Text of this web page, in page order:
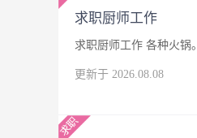
求职厨师工作
求职厨师工作 各种火锅
更新于 2026.08.08